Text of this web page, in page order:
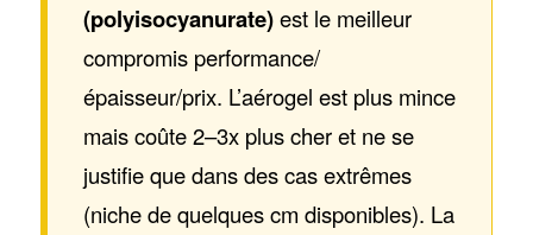
(polyisocyanurate)est le meilleur
compromis performance/
épaisseur/prix. L’aérogel est plus mince
mais coûte 2–3x plus cher et ne se
justifie que dans des cas extrêmes
(niche de quelques cm disponibles). La